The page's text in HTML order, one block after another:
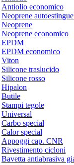
Antiolio economico
Neoprene
Neoprene
Neoprene economico
EPDM
EPDM economico
Viton
Silicone traslucido
Silicone rosso
Hipalon
Butile
Stampi tegole
Universal
Carbo special
Calor special
Appoggi cap. CNR
Rivestimento cicloni
Bavetta antiabrasiva